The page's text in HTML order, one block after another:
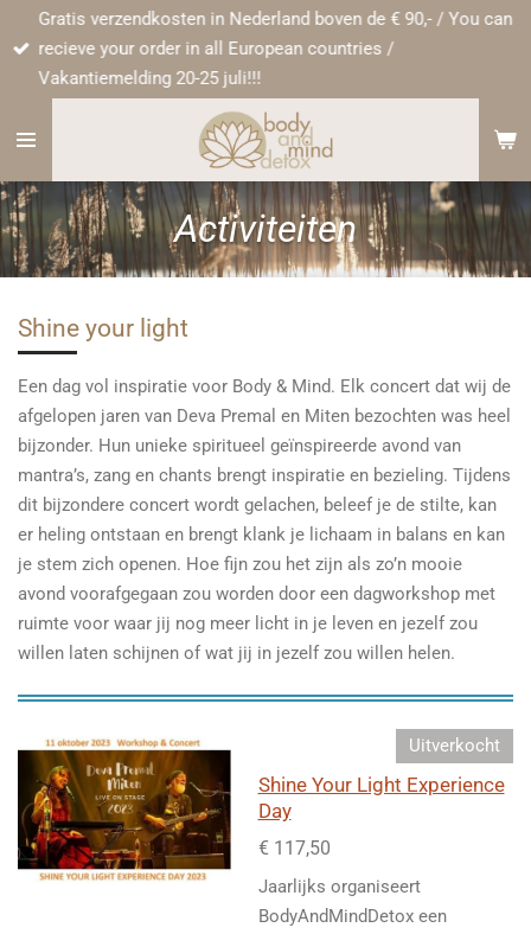
direct
naar
hoofdinhoud
Gratis verzendkosten in Nederland boven de € 90,- / You can
recieve your order in all European countries /
Vakantiemelding 20-25 juli!!!
Activiteiten
Shine your light
Een dag vol inspiratie voor Body & Mind. Elk concert dat wij de
afgelopen jaren van Deva Premal en Miten bezochten was heel
bijzonder. Hun unieke spiritueel geïnspireerde avond van
mantra’s, zang en chants brengt inspiratie en bezieling. Tijdens
dit bijzondere concert wordt gelachen, beleef je de stilte, kan
er heling ontstaan en brengt klank je lichaam in balans en kan
je stem zich openen. Hoe fijn zou het zijn als zo’n mooie
avond voorafgegaan zou worden door een dagworkshop met
ruimte voor waar jij nog meer licht in je leven en jezelf zou
willen laten schijnen of wat jij in jezelf zou willen helen.
Uitverkocht
Shine Your Light Experience
Day
€ 117,50
Jaarlijks organiseert
BodyAndMindDetox een